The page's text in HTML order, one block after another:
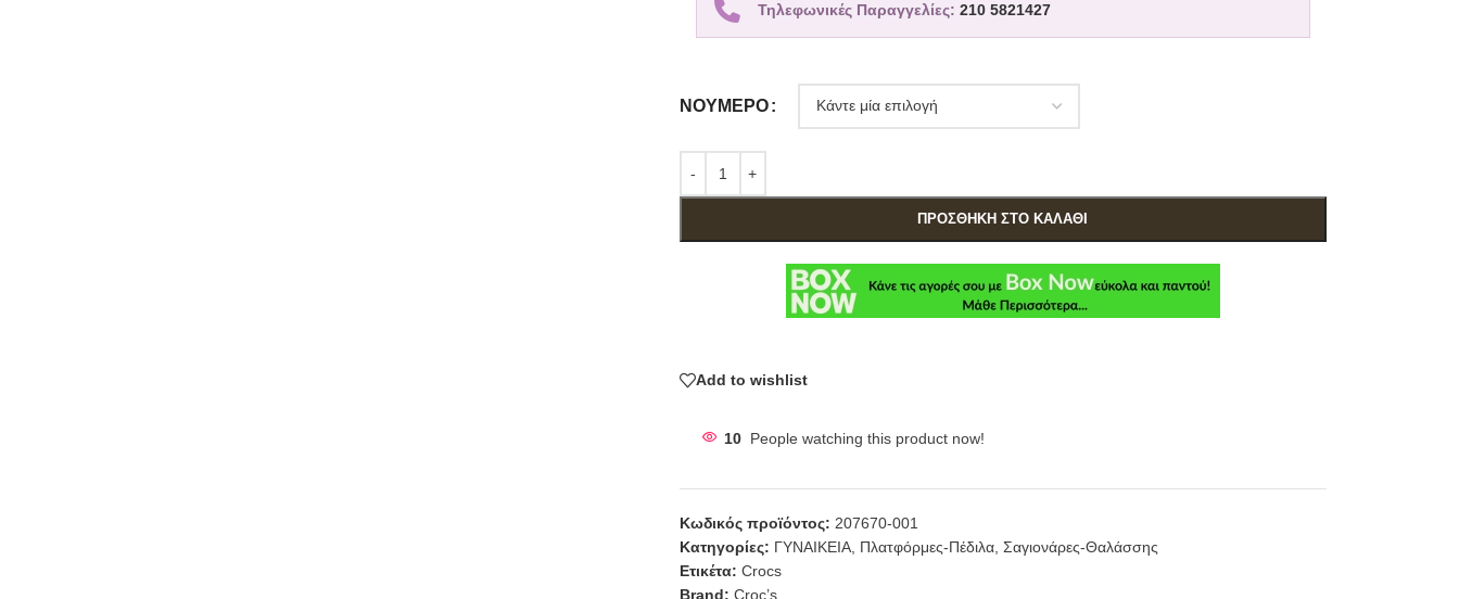
Τηλεφωνικές Παραγγελίες: 210 5821427
ΝΟΎΜΕΡΟ
ΠΡΟΣΘΉΚΗ ΣΤΟ ΚΑΛΆΘΙ
Add to wishlist
10 People watching this product now!
Κωδικός προϊόντος: 207670-001
Κατηγορίες: ΓΥΝΑΙΚΕΙΑ, Πλατφόρμες-Πέδιλα, Σαγιονάρες-Θαλάσσης
Ετικέτα: Crocs
Brand: Croc’s